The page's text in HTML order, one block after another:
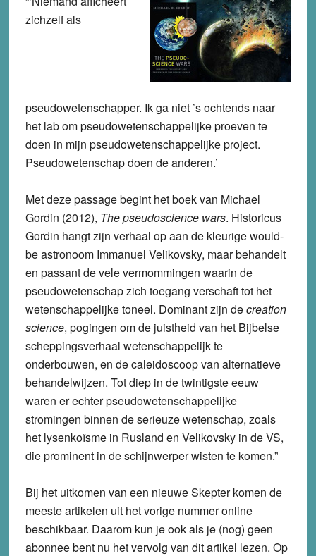
zichzelf als
pseudowetenschapper. Ik ga niet ’s ochtends naar
het lab om pseudowetenschappelijke proeven te
doen in mijn pseudowetenschappelijke project.
Pseudowetenschap doen de anderen.’
Met deze passage begint het boek van Michael
Gordin (2012), The pseudoscience wars. Historicus
Gordin hangt zijn verhaal op aan de kleurige would-
be astronoom Immanuel Velikovsky, maar behandelt
en passant de vele vermommingen waarin de
pseudowetenschap zich toegang verschaft tot het
wetenschappelijke toneel. Dominant zijn decreation
science, pogingen om de juistheid van het Bijbelse
scheppingsverhaal wetenschappelijk te
onderbouwen, en de caleidoscoop van alternatieve
behandelwijzen. Tot diep in de twintigste eeuw
waren er echter pseudowetenschappelijke
stromingen binnen de serieuze wetenschap, zoals
het lysenkoïsme in Rusland en Velikovsky in de VS,
die prominent in de schijnwerper wisten te komen.”
Bij het uitkomen van een nieuwe Skepter komen de
meeste artikelen uit het vorige nummer online
beschikbaar. Daarom kun je ook als je (nog) geen
abonnee bent nu het vervolg van dit artikel lezen. Op